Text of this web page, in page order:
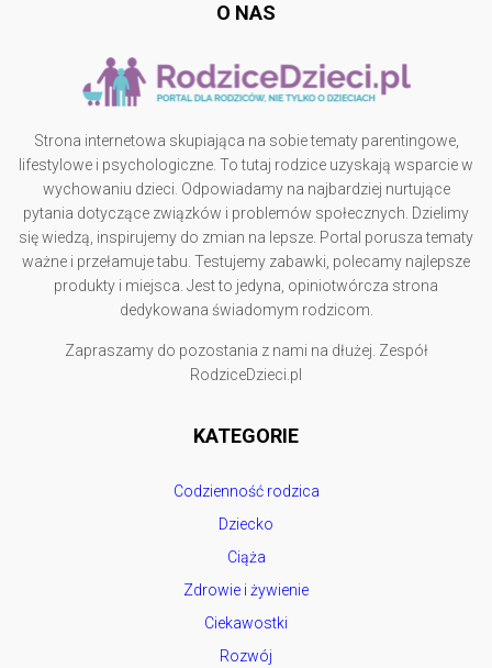
O NAS
Strona internetowa skupiająca na sobie tematy parentingowe,
lifestylowe i psychologiczne. To tutaj rodzice uzyskają wsparcie w
wychowaniu dzieci. Odpowiadamy na najbardziej nurtujące
pytania dotyczące związków i problemów społecznych. Dzielimy
się wiedzą, inspirujemy do zmian na lepsze. Portal porusza tematy
ważne i przełamuje tabu. Testujemy zabawki, polecamy najlepsze
produkty i miejsca. Jest to jedyna, opiniotwórcza strona
dedykowana świadomym rodzicom.
Zapraszamy do pozostania z nami na dłużej. Zespół
RodziceDzieci.pl
KATEGORIE
Codzienność rodzica
Dziecko
Ciąża
Zdrowie i żywienie
Ciekawostki
Rozwój